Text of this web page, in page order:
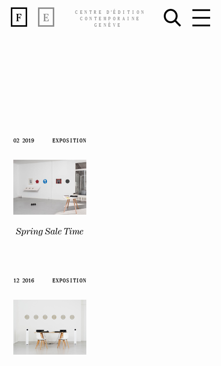
Skip
content
CENTRE D’ÉDITION
CONTEMPORAINE
GENÈVE
02 2019 EXPOSITION
Spring Sale Time
12 2016 EXPOSITION
F E